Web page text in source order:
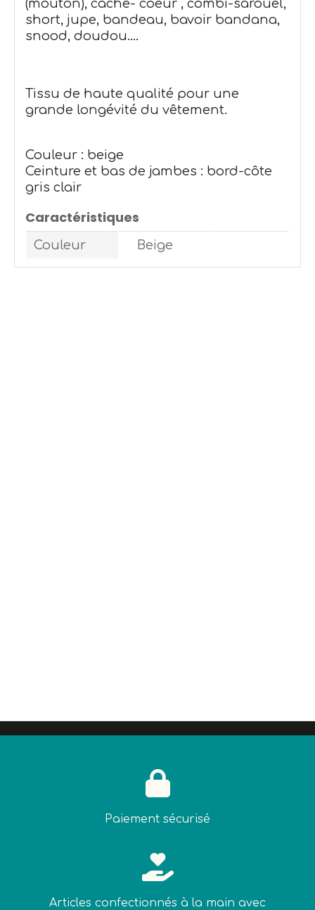
(mouton), cache- coeur , combi-sarouel,
short, jupe, bandeau, bavoir bandana,
snood, doudou....
Tissu de haute qualité pour une
grande longévité du vêtement.
Couleur : beige
Ceinture et bas de jambes : bord-côte
gris clair
Caractéristiques
Couleur Beige

Paiement sécurisé

Articles confectionnés à la main avec